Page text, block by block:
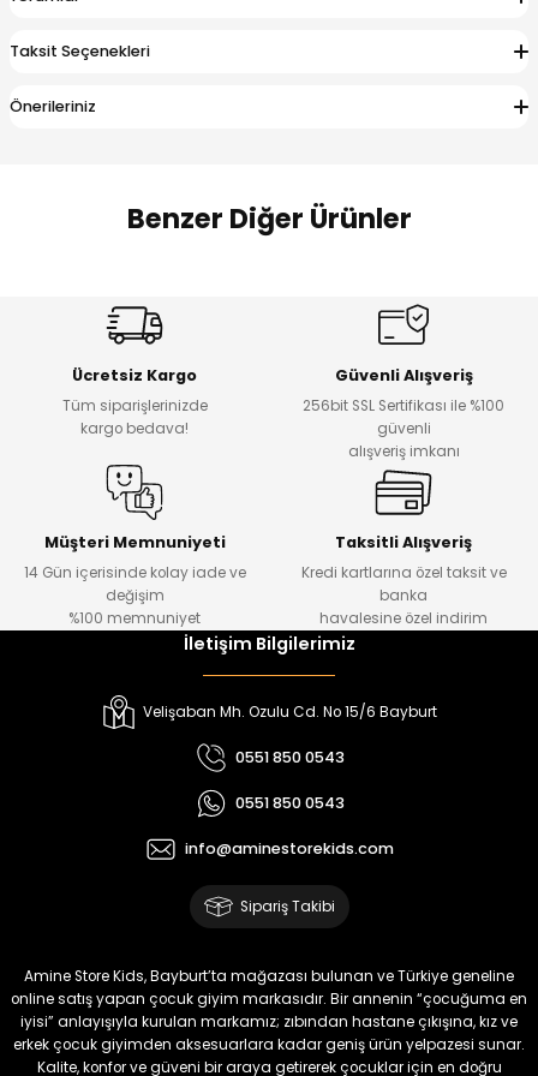
Taksit Seçenekleri
Önerileriniz
Benzer Diğer Ürünler
Dantelya Kız Çocuk Tişört
Puba Unisex Kot 3’lü Takım
Urban Kız Çocuk Süveterli Tunik Gömlek Navi Kız Çocuk Kot Pantolon
₺ 650
Melra Kız Çocuk Kot Pantolon
%15
Tivon Kız Çocuk 3’lü Takım
₺ 2.340
Koren Kız Çocuk ve Bebek Tayt
₺ 320
₺ 250
Yeni
Koren Kız Çocuk ve Bebek Tayt
₺ 320
₺ 250
%22 %22
Ücretsiz Kargo
Tüm siparişlerinizde
kargo bedava!
Güvenli Alışveriş
256bit SSL Sertifikası ile %100
güvenli
alışveriş imkanı
Müşteri Memnuniyeti
14 Gün içerisinde kolay iade ve
değişim
%100 memnuniyet
Taksitli Alışveriş
Kredi kartlarına özel taksit ve
banka
havalesine özel indirim
İletişim Bilgilerimiz
Velişaban Mh. Ozulu Cd. No 15/6 Bayburt
0551 850 0543
0551 850 0543
info@aminestorekids.com
Sipariş Takibi
Amine Store Kids, Bayburt’ta mağazası bulunan ve Türkiye geneline
online satış yapan çocuk giyim markasıdır. Bir annenin “çocuğuma en
iyisi” anlayışıyla kurulan markamız; zıbından hastane çıkışına, kız ve
erkek çocuk giyimden aksesuarlara kadar geniş ürün yelpazesi sunar.
Kalite, konfor ve güveni bir araya getirerek çocuklar için en doğru